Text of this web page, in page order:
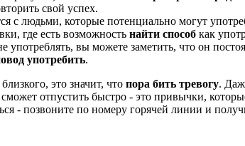
свой успех.
с людьми, которые потенциально могут
где есть возможность найти способ как
вы можете заметить, что он
употребить.
это значит, что пора бить тревогу.
отпустить быстро - это привычки,
- позвоните по номеру горячей линии и